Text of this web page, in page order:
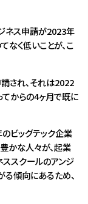
ネス申請が2023年
く低いことが、こ
され、それは2022
てからの4ヶ月で既に
ビッグテック企業
かな人々が、起業
ススクールのアンジ
る傾向にあるため、